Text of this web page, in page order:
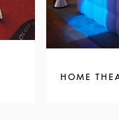
HOME